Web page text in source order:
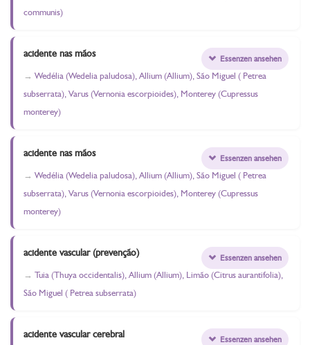
communis)
acidente nas mãos
Wedélia (Wedelia paludosa), Allium (Allium), São Miguel ( Petrea
subserrata), Varus (Vernonia escorpioides), Monterey (Cupressus
monterey)
Essenzen ansehen
acidente nas mãos
Wedélia (Wedelia paludosa), Allium (Allium), São Miguel ( Petrea
subserrata), Varus (Vernonia escorpioides), Monterey (Cupressus
monterey)
Essenzen ansehen
acidente vascular (prevenção)
Tuia (Thuya occidentalis), Allium (Allium), Limão (Citrus aurantifolia),
São Miguel ( Petrea subserrata)
Essenzen ansehen
acidente vascular cerebral Essenzen ansehen